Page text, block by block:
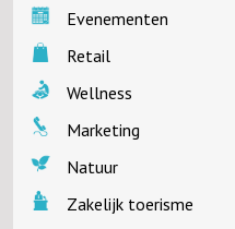
Evenementen
Retail
Wellness
Marketing
Natuur
Zakelijk toerisme